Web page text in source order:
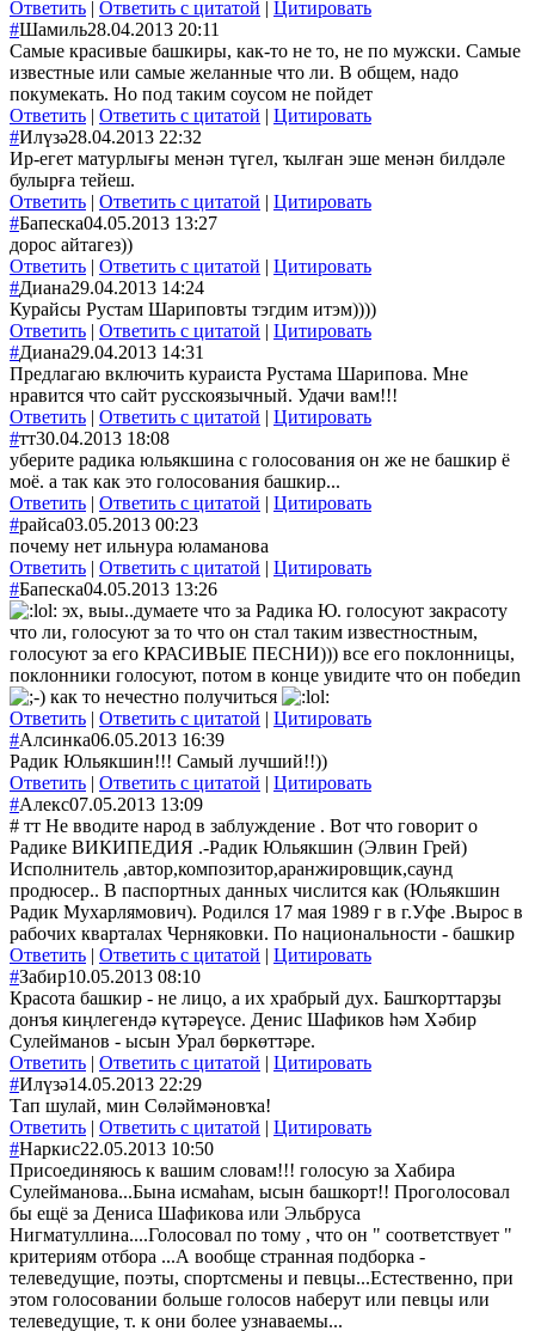
Ответить | Ответить с цитатой | Цитировать
#Шамиль28.04.2013 20:11
Самые красивые башкиры, как-то не то, не по мужски. Самые
известные или самые желанные что ли. В общем, надо
покумекать. Но под таким соусом не пойдет
Ответить | Ответить с цитатой | Цитировать
#Илүзә28.04.2013 22:32
Ир-егет матурлығы менән түгел, ҡылған эше менән билдәле
булырға тейеш.
Ответить | Ответить с цитатой | Цитировать
#Бапеска04.05.2013 13:27
дорос айтагез))
Ответить | Ответить с цитатой | Цитировать
#Диана29.04.2013 14:24
Курайсы Рустам Шариповты тэгдим итэм))))
Ответить | Ответить с цитатой | Цитировать
#Диана29.04.2013 14:31
Предлагаю включить кураиста Рустама Шарипова. Мне
нравится что сайт русскоязычный. Удачи вам!!!
Ответить | Ответить с цитатой | Цитировать
#тт30.04.2013 18:08
уберите радика юльякшина с голосования он же не башкир ё
моё. а так как это голосования башкир...
Ответить | Ответить с цитатой | Цитировать
#райса03.05.2013 00:23
почему нет ильнура юламанова
Ответить | Ответить с цитатой | Цитировать
#Бапеска04.05.2013 13:26
эх, выы..думаете что за Радика Ю. голосуют закрасоту
что ли, голосуют за то что он стал таким известностным,
голосуют за его КРАСИВЫЕ ПЕСНИ))) все его поклонницы,
поклонники голосуют, потом в конце увидите что он победиn
как то нечестно получиться
Ответить | Ответить с цитатой | Цитировать
#Алсинка06.05.2013 16:39
Радик Юльякшин!!! Самый лучший!!))
Ответить | Ответить с цитатой | Цитировать
#Алекс07.05.2013 13:09
# тт Не вводите народ в заблуждение . Вот что говорит о
Радике ВИКИПЕДИЯ .-Радик Юльякшин (Элвин Грей)
Исполнитель ,автор,композитор,аранжировщик,саунд
продюсер.. В паспортных данных числится как (Юльякшин
Радик Мухарлямович). Родился 17 мая 1989 г в г.Уфе .Вырос в
рабочих кварталах Черняковки. По национальности - башкир
Ответить | Ответить с цитатой | Цитировать
#Забир10.05.2013 08:10
Красота башкир - не лицо, а их храбрый дух. Башҡорттарҙы
донъя киңлегендә күтәреүсе. Денис Шафиков һәм Хәбир
Сулейманов - ысын Урал бөркөттәре.
Ответить | Ответить с цитатой | Цитировать
#Илүзә14.05.2013 22:29
Тап шулай, мин Сөләймәновҡа!
Ответить | Ответить с цитатой | Цитировать
#Наркис22.05.2013 10:50
Присоединяюсь к вашим словам!!! голосую за Хабира
Сулейманова...Бына исмаhам, ысын башкорт!! Проголосовал
бы ещё за Дениса Шафикова или Эльбруса
Нигматуллина....Голосовал по тому , что он " соответствует "
критериям отбора ...А вообще странная подборка -
телеведущие, поэты, спортсмены и певцы...Естественно, при
этом голосовании больше голосов наберут или певцы или
телеведущие, т. к они более узнаваемы...